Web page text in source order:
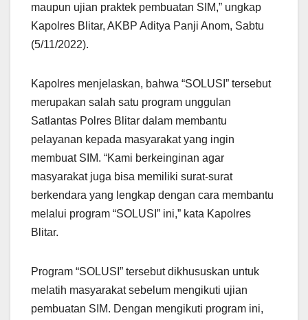
maupun ujian praktek pembuatan SIM,” ungkap
Kapolres Blitar, AKBP Aditya Panji Anom, Sabtu
(5/11/2022).
Kapolres menjelaskan, bahwa “SOLUSI” tersebut
merupakan salah satu program unggulan
Satlantas Polres Blitar dalam membantu
pelayanan kepada masyarakat yang ingin
membuat SIM. “Kami berkeinginan agar
masyarakat juga bisa memiliki surat-surat
berkendara yang lengkap dengan cara membantu
melalui program “SOLUSI” ini,” kata Kapolres
Blitar.
Program “SOLUSI” tersebut dikhususkan untuk
melatih masyarakat sebelum mengikuti ujian
pembuatan SIM. Dengan mengikuti program ini,